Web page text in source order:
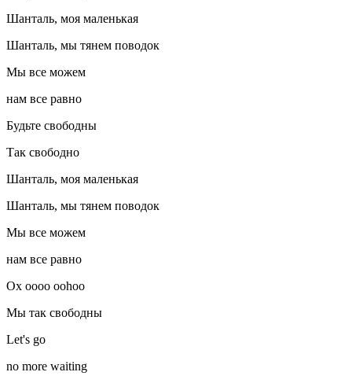
Шанталь, моя маленькая
Шанталь, мы тянем поводок
Мы все можем
нам все равно
Будьте свободны
Так свободно
Шанталь, моя маленькая
Шанталь, мы тянем поводок
Мы все можем
нам все равно
Ох оооо oohoo
Мы так свободны
Let's go
no more waiting